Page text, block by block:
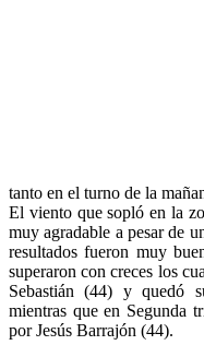
tanto en el turno de la
El viento que sopló en la
muy agradable a pesar de
resultados fueron muy
superaron con creces los
Sebastián (44) y quedó
mientras que en Segunda
por Jesús Barrajón (44).